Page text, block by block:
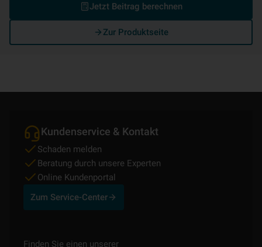
Jetzt Beitrag berechnen
Zur Produktseite
Kundenservice & Kontakt
Schaden melden
Beratung durch unsere Experten
Online Kundenportal
Zum Service-Center
Finden Sie einen unserer